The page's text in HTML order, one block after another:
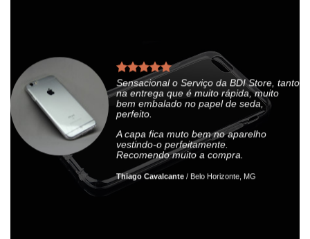
Sensacional o Serviço da BDI Store, tanto
na entrega que é muito rápida, muito
bem embalado no papel de seda,
perfeito.
A capa fica muto bem no aparelho
vestindo-o perfeitamente.
Recomendo muito a compra.
Thiago Cavalcante / Belo Horizonte, MG